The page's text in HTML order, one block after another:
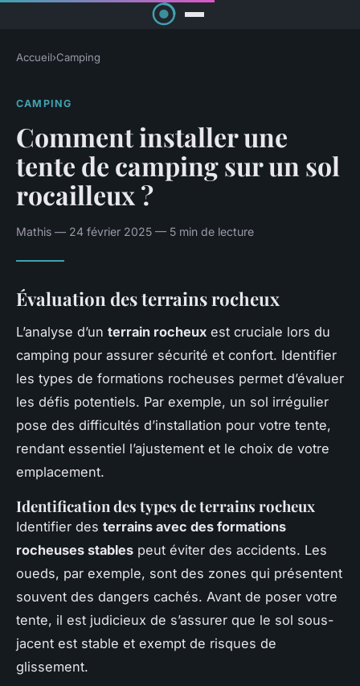
Accueil›Camping
CAMPING
Comment installer une
tente de camping sur un sol
rocailleux ?
Mathis — 24 février 2025 — 5 min de lecture
Évaluation des terrains rocheux
L’analyse d’un terrain rocheux est cruciale lors du
camping pour assurer sécurité et confort. Identifier
les types de formations rocheuses permet d’évaluer
les défis potentiels. Par exemple, un sol irrégulier
pose des difficultés d’installation pour votre tente,
rendant essentiel l’ajustement et le choix de votre
emplacement.
Identification des types de terrains rocheux
Identifier des terrains avec des formations
rocheuses stables peut éviter des accidents. Les
oueds, par exemple, sont des zones qui présentent
souvent des dangers cachés. Avant de poser votre
tente, il est judicieux de s’assurer que le sol sous-
jacent est stable et exempt de risques de
glissement.